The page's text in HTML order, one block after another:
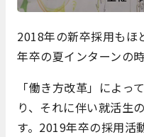
2018年の新卒採用もほ
年卒の夏インターンの
「働き方改革」によっ
り、それに伴い就活生
す。2019年卒の採用活